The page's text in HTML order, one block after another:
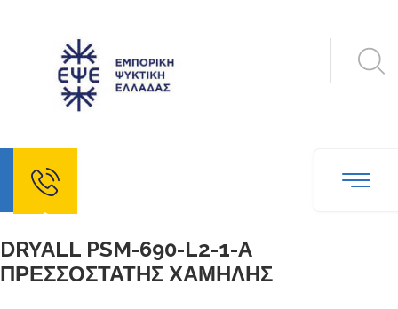
DRYALL PSM-690-L2-1-A
ΠΡΕΣΣΟΣΤΑΤΗΣ ΧΑΜΗΛΗΣ